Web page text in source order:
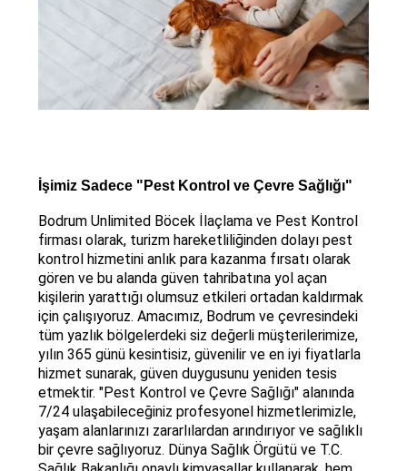
İşimiz Sadece "Pest Kontrol ve Çevre Sağlığı"
Bodrum Unlimited Böcek İlaçlama ve Pest Kontrol
firması olarak, turizm hareketliliğinden dolayı pest
kontrol hizmetini anlık para kazanma fırsatı olarak
gören ve bu alanda güven tahribatına yol açan
kişilerin yarattığı olumsuz etkileri ortadan kaldırmak
için çalışıyoruz. Amacımız, Bodrum ve çevresindeki
tüm yazlık bölgelerdeki siz değerli müşterilerimize,
yılın 365 günü kesintisiz, güvenilir ve en iyi fiyatlarla
hizmet sunarak, güven duygusunu yeniden tesis
etmektir. "Pest Kontrol ve Çevre Sağlığı" alanında
7/24 ulaşabileceğiniz profesyonel hizmetlerimizle,
yaşam alanlarınızı zararlılardan arındırıyor ve sağlıklı
bir çevre sağlıyoruz. Dünya Sağlık Örgütü ve T.C.